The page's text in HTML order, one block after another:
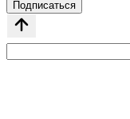
Подписаться